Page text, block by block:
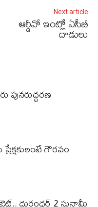
Next article
ఆర్డీవో ఇంట్లో ఏసీబీ
దాడులు
పున‌రుద్ధ‌ర‌ణ
గౌర‌వం